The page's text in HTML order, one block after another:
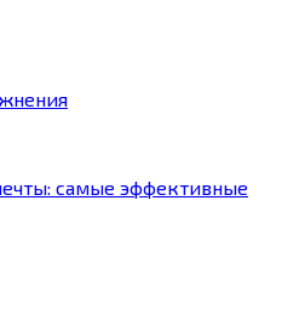
самые эффективные